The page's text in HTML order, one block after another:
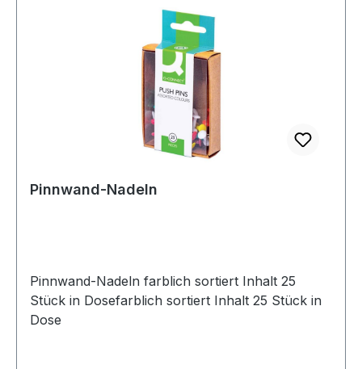
Pinnwand-Nadeln
Pinnwand-Nadeln farblich sortiert Inhalt 25
Stück in Dosefarblich sortiert Inhalt 25 Stück in
Dose